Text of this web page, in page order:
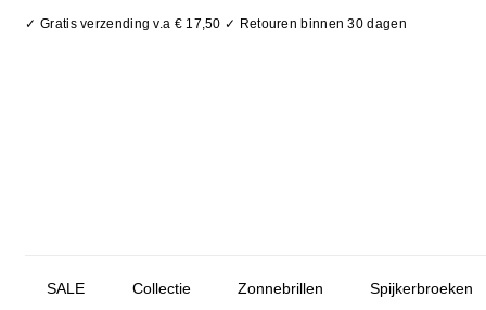
✓ Gratis verzending v.a € 17,50 ✓ Retouren binnen 30 dagen
SALE Collectie Zonnebrillen Spijkerbroeken